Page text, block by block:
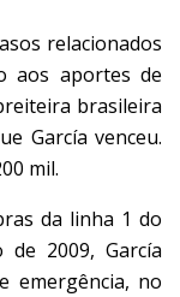
relacionados
aos aportes de
brasileira
García venceu.
mil.
da linha 1 do
2009, García
emergência, no